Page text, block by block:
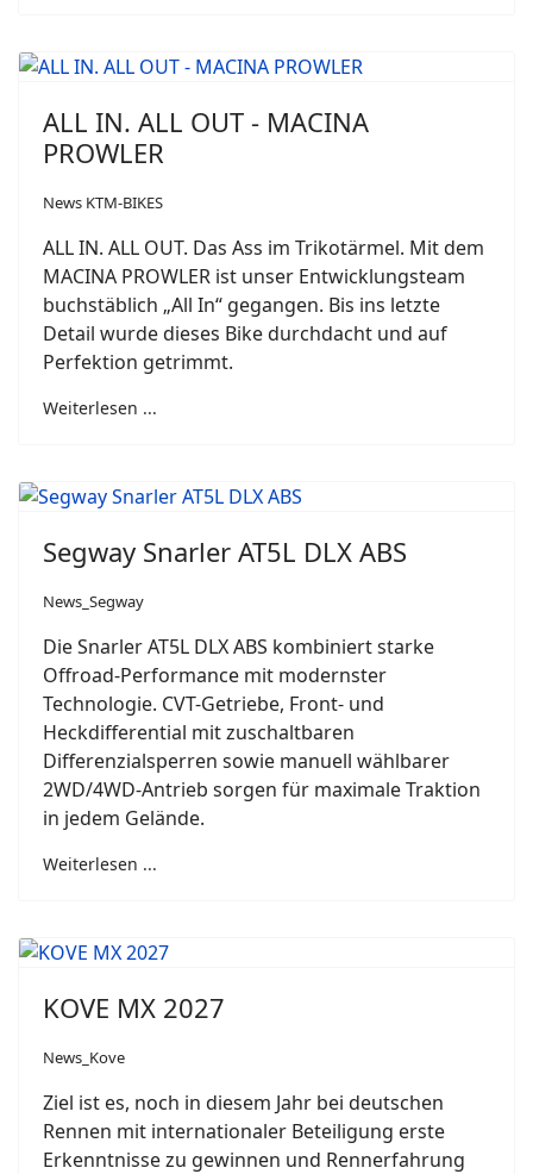
ALL IN. ALL OUT - MACINA
PROWLER
News KTM-BIKES
ALL IN. ALL OUT. Das Ass im Trikotärmel. Mit dem
MACINA PROWLER ist unser Entwicklungsteam
buchstäblich „All In“ gegangen. Bis ins letzte
Detail wurde dieses Bike durchdacht und auf
Perfektion getrimmt.
Weiterlesen ...
Segway Snarler AT5L DLX ABS
News_Segway
Die Snarler AT5L DLX ABS kombiniert starke
Offroad-Performance mit modernster
Technologie. CVT-Getriebe, Front- und
Heckdifferential mit zuschaltbaren
Differenzialsperren sowie manuell wählbarer
2WD/4WD-Antrieb sorgen für maximale Traktion
in jedem Gelände.
Weiterlesen ...
KOVE MX 2027
News_Kove
Ziel ist es, noch in diesem Jahr bei deutschen
Rennen mit internationaler Beteiligung erste
Erkenntnisse zu gewinnen und Rennerfahrung